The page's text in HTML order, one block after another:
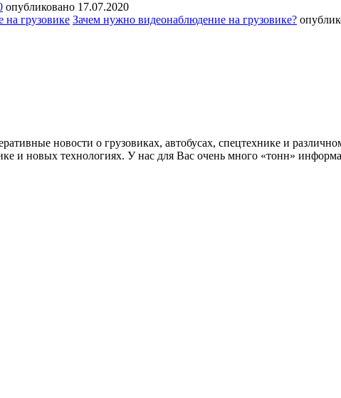
опубликовано 17.07.2020
Зачем нужно видеонаблюдение на грузовике?
новости о грузовиках, автобусах, спецтехнике и
и новых технологиях. У нас для Вас очень много «тонн»